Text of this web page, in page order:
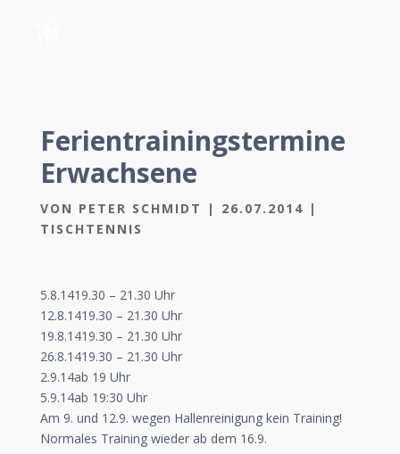
Ferientrainingstermine
Erwachsene
VON PETER SCHMIDT | 26.07.2014 |
TISCHTENNIS
5.8.1419.30 – 21.30 Uhr
12.8.1419.30 – 21.30 Uhr
19.8.1419.30 – 21.30 Uhr
26.8.1419.30 – 21.30 Uhr
2.9.14ab 19 Uhr
5.9.14ab 19:30 Uhr
Am 9. und 12.9. wegen Hallenreinigung kein Training!
Normales Training wieder ab dem 16.9.